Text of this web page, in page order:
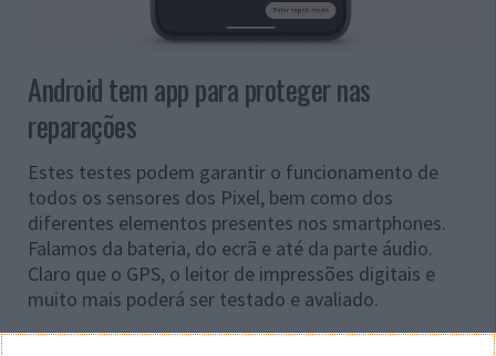
Android tem app para proteger nas
reparações
Estes testes podem garantir o funcionamento de
todos os sensores dos Pixel, bem como dos
diferentes elementos presentes nos smartphones.
Falamos da bateria, do ecrã e até da parte áudio.
Claro que o GPS, o leitor de impressões digitais e
muito mais poderá ser testado e avaliado.